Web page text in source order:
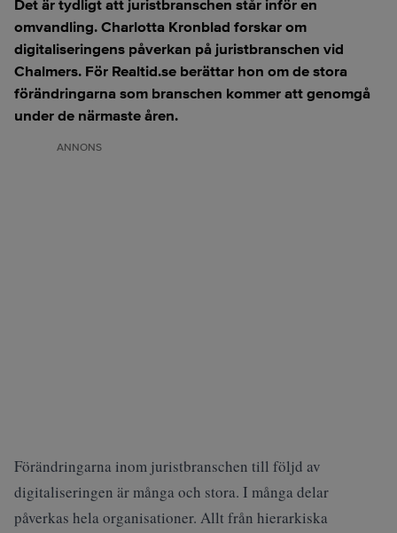
Det är tydligt att juristbranschen står inför en
omvandling. Charlotta Kronblad forskar om
digitaliseringens påverkan på juristbranschen vid
Chalmers. För Realtid.se berättar hon om de stora
förändringarna som branschen kommer att genomgå
under de närmaste åren.
ANNONS
Förändringarna inom juristbranschen till följd av
digitaliseringen är många och stora. I många delar
påverkas hela organisationer. Allt från hierarkiska